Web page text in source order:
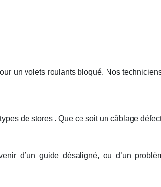
un volets roulants bloqué. Nos
de stores . Que ce soit un câblage
d’un guide désaligné, ou d’un